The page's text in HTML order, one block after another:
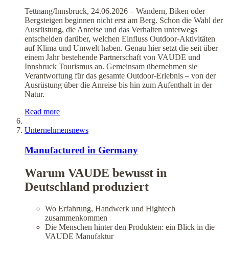
Tettnang/Innsbruck, 24.06.2026 – Wandern, Biken oder
Bergsteigen beginnen nicht erst am Berg. Schon die Wahl der
Ausrüstung, die Anreise und das Verhalten unterwegs
entscheiden darüber, welchen Einfluss Outdoor-Aktivitäten
auf Klima und Umwelt haben. Genau hier setzt die seit über
einem Jahr bestehende Partnerschaft von VAUDE und
Innsbruck Tourismus an. Gemeinsam übernehmen sie
Verantwortung für das gesamte Outdoor-Erlebnis – von der
Ausrüstung über die Anreise bis hin zum Aufenthalt in der
Natur.
Read more
Unternehmensnews
Manufactured in Germany
Warum VAUDE bewusst in
Deutschland produziert
Wo Erfahrung, Handwerk und Hightech
zusammenkommen
Die Menschen hinter den Produkten: ein Blick in die
VAUDE Manufaktur